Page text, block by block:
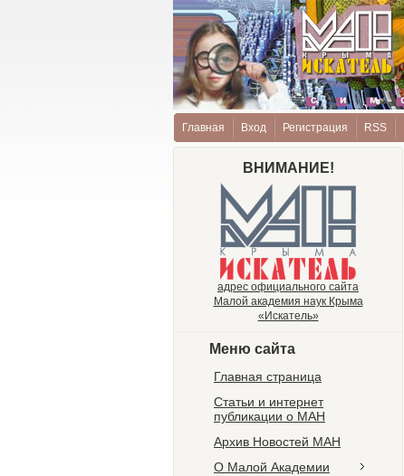
Главная Вход Регистрация RSS
ВНИМАНИЕ!
адрес официального сайта
Малой академия наук Крыма
«Искатель»
Меню сайта
Главная страница
Статьи и интернет
публикации о МАН
Архив Новостей МАН
О Малой Академии